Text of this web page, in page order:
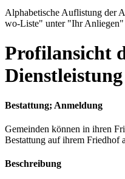
Alphabetische Auflistung der
wo-Liste" unter "Ihr Anliegen"
Profilansicht
Dienstleistung
Bestattung; Anmeldung
Gemeinden können in ihren
Bestattung auf ihrem Friedhof
Beschreibung